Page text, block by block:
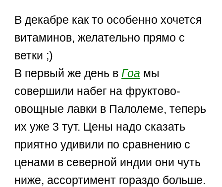
В декабре как то особенно хочется
витаминов, желательно прямо с
ветки ;)
В первый же день в Гоа мы
совершили набег на фруктово-
овощные лавки в Палолеме, теперь
их уже 3 тут. Цены надо сказать
приятно удивили по сравнению с
ценами в северной индии они чуть
ниже, ассортимент гораздо больше.